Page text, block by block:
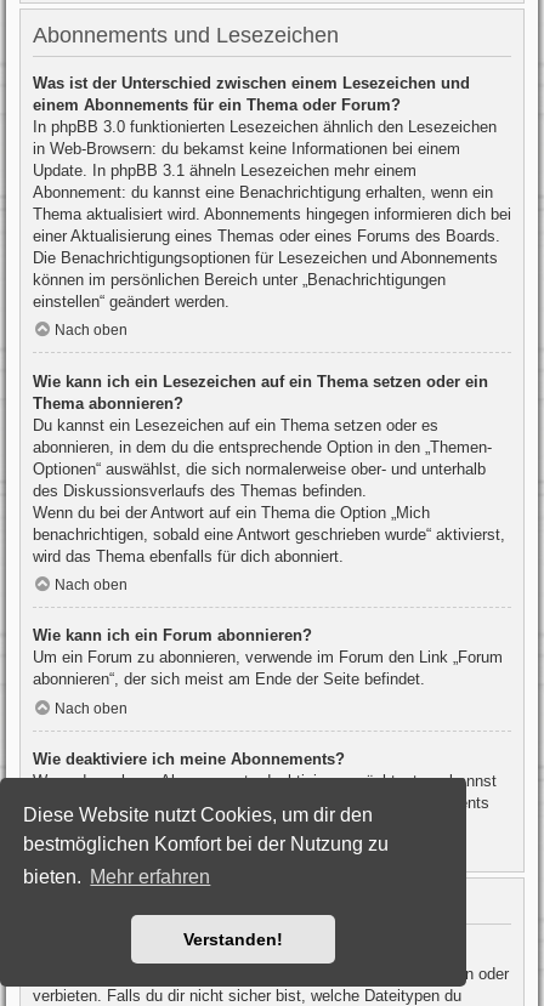
Diese Website nutzt Cookies, um dir den
bestmöglichen Komfort bei der Nutzung zu
bieten. Mehr erfahren
Verstanden!
Abonnements und Lesezeichen
Was ist der Unterschied zwischen einem Lesezeichen und
einem Abonnements für ein Thema oder Forum?
In phpBB 3.0 funktionierten Lesezeichen ähnlich den Lesezeichen
in Web-Browsern: du bekamst keine Informationen bei einem
Update. In phpBB 3.1 ähneln Lesezeichen mehr einem
Abonnement: du kannst eine Benachrichtigung erhalten, wenn ein
Thema aktualisiert wird. Abonnements hingegen informieren dich bei
einer Aktualisierung eines Themas oder eines Forums des Boards.
Die Benachrichtigungsoptionen für Lesezeichen und Abonnements
können im persönlichen Bereich unter „Benachrichtigungen
einstellen“ geändert werden.
Nach oben
Wie kann ich ein Lesezeichen auf ein Thema setzen oder ein
Thema abonnieren?
Du kannst ein Lesezeichen auf ein Thema setzen oder es
abonnieren, in dem du die entsprechende Option in den „Themen-
Optionen“ auswählst, die sich normalerweise ober- und unterhalb
des Diskussionsverlaufs des Themas befinden.
Wenn du bei der Antwort auf ein Thema die Option „Mich
benachrichtigen, sobald eine Antwort geschrieben wurde“ aktivierst,
wird das Thema ebenfalls für dich abonniert.
Nach oben
Wie kann ich ein Forum abonnieren?
Um ein Forum zu abonnieren, verwende im Forum den Link „Forum
abonnieren“, der sich meist am Ende der Seite befindet.
Nach oben
Wie deaktiviere ich meine Abonnements?
Wenn du mehrere Abonnements deaktivieren möchtest, so kannst
du dies im persönlichen Bereich unter „Einstieg“ – „Abonnements
verwalten“ machen.
Nach oben
Welche Dateianhänge sind in diesem Forum zulässig?
Die Board-Administration kann bestimmte Dateitypen zulassen oder
verbieten. Falls du dir nicht sicher bist, welche Dateitypen du